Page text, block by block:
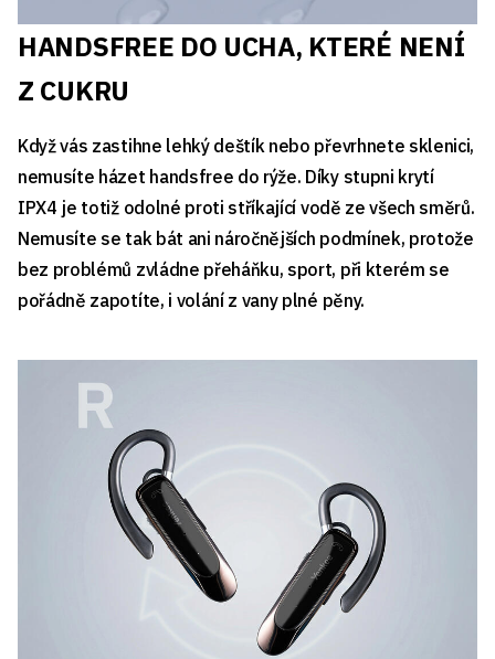
HANDSFREE DO UCHA, KTERÉ NENÍ
Z CUKRU
Když vás zastihne lehký deštík nebo převrhnete sklenici,
nemusíte házet handsfree do rýže. Díky stupni krytí
IPX4 je totiž odolné proti stříkající vodě ze všech směrů.
Nemusíte se tak bát ani náročnějších podmínek, protože
bez problémů zvládne přeháňku, sport, při kterém se
pořádně zapotíte, i volání z vany plné pěny.